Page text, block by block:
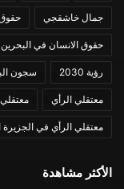
جمال خاشقجي
حقوق الانسان في البحرين
رؤية 2030 سجون
معتقلي الرأي
معتقلي الرأي في الجزيرة
الأكثر مشاهدة